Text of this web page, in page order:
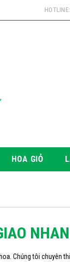
HOA GIỎ
Chúng tôi chuyên